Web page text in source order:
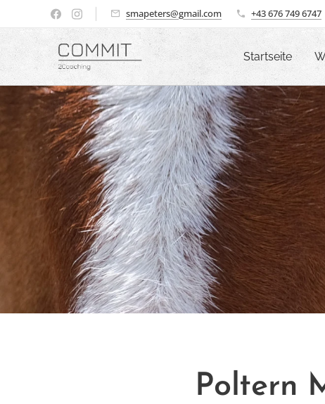
smapeters@gmail.com +43 676 749 6747
Startseite
Poltern